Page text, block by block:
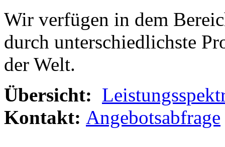
Wir verfügen in dem
durch unterschiedlichste
der Welt.
Übersicht:
Kontakt: Angebotsabfrage